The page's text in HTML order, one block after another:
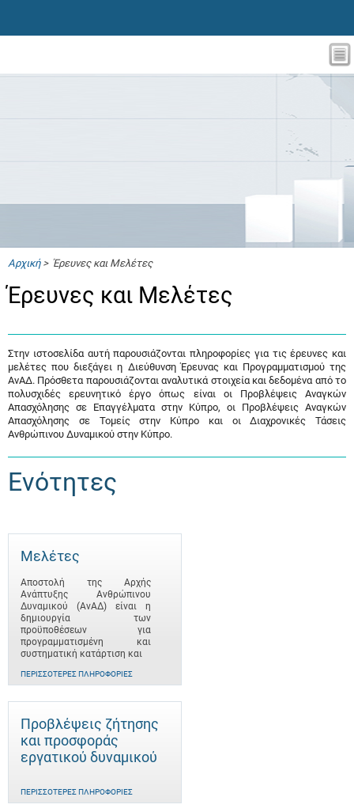
Αρχική> Έρευνες και Μελέτες
Έρευνες και Μελέτες
Στην ιστοσελίδα αυτή παρουσιάζονται πληροφορίες για τις έρευνες και
μελέτες που διεξάγει η Διεύθυνση Έρευνας και Προγραμματισμού της
ΑνΑΔ. Πρόσθετα παρουσιάζονται αναλυτικά στοιχεία και δεδομένα από το
πολυσχιδές ερευνητικό έργο όπως είναι οι Προβλέψεις Αναγκών
Απασχόλησης σε Επαγγέλματα στην Κύπρο, οι Προβλέψεις Αναγκών
Απασχόλησης σε Τομείς στην Κύπρο και οι Διαχρονικές Τάσεις
Ανθρώπινου Δυναμικού στην Κύπρο.
Ενότητες
Μελέτες
Αποστολή της Αρχής
Ανάπτυξης Ανθρώπινου
Δυναμικού (ΑνΑΔ) είναι η
δημιουργία των
προϋποθέσεων για
προγραμματισμένη και
συστηματική κατάρτιση και
ΠΕΡΙΣΣΌΤΕΡΕΣ ΠΛΗΡΟΦΟΡΊΕΣ
Προβλέψεις ζήτησης
και προσφοράς
εργατικού δυναμικού
ΠΕΡΙΣΣΌΤΕΡΕΣ ΠΛΗΡΟΦΟΡΊΕΣ